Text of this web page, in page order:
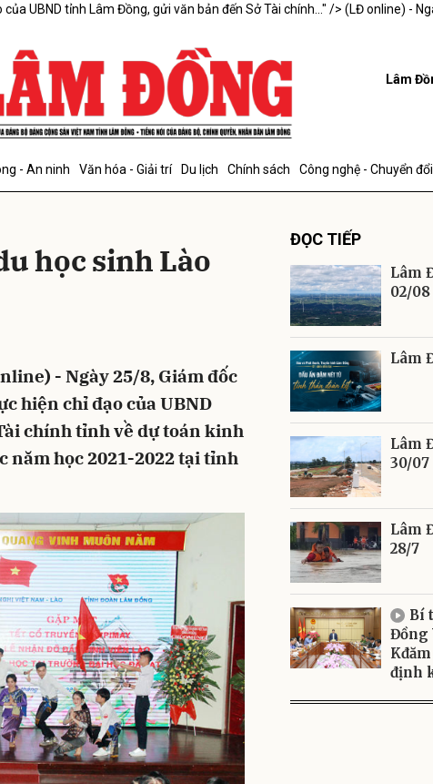
UBND tỉnh Lâm Đồng, gửi văn bản đến Sở Tài chính..." /> (LĐ online) -
Lâm
- An ninh Văn hóa - Giải trí Du lịch Chính sách Công nghệ - Chuyển
học sinh Lào
- Ngày 25/8, Giám đốc
hiện chỉ đạo của UBND
chính tỉnh về dự toán kinh
năm học 2021-2022 tại tỉnh
ĐỌC TIẾP
Lâm
02/08
Lâm
Lâm
30/07
Lâm
28/7
Bí
Đồng
định
Gửi